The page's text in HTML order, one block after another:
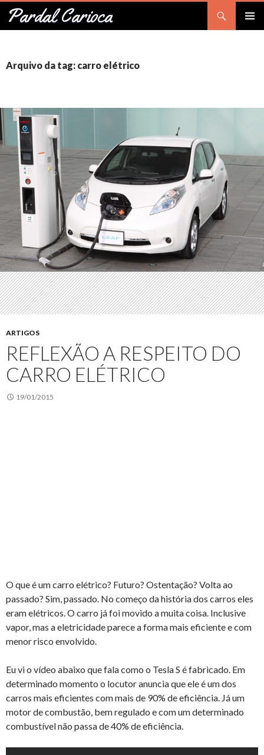
Pardal Carioca
Pesquisar
PULAR
CONTEÚDO
Arquivo da tag: carro elétrico
ARTIGOS
REFLEXÃO A RESPEITO DO
CARRO ELÉTRICO
19/01/2015
O que é um carro elétrico? Futuro? Ostentação? Volta ao
passado? Sim, passado. No começo da história dos carros eles
eram elétricos. O carro já foi movido a muita coisa. Inclusive
vapor, mas a eletricidade parece a forma mais eficiente e com
menor risco envolvido.
Eu vi o vídeo abaixo que fala como o Tesla S é fabricado. Em
determinado momento o locutor anuncia que ele é um dos
carros mais eficientes com mais de 90% de eficiência. Já um
motor de combustão, bem regulado e com um determinado
combustível não passa de 40% de eficiência.